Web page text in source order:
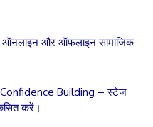
और ऑफलाइन सामाजिक
Building – स्टेज
करें।